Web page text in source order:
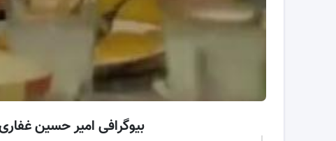
بیوگرافی امیر حسین